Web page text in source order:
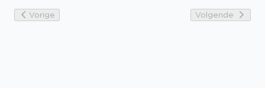
Vorige Volgende